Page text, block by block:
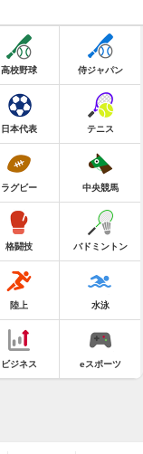
高校野球 侍ジャパン
日本代表 テニス
ラグビー 中央競馬
格闘技 バドミントン
陸上 水泳
ビジネス eスポーツ